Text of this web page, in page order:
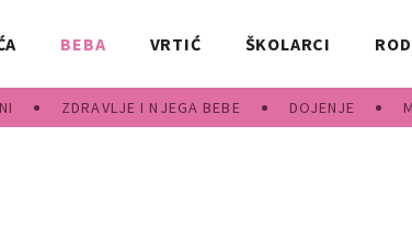
BEBA
ZDRAVLJE I NJEGA BEBE DOJENJE
VRTIĆ ŠKOLARCI